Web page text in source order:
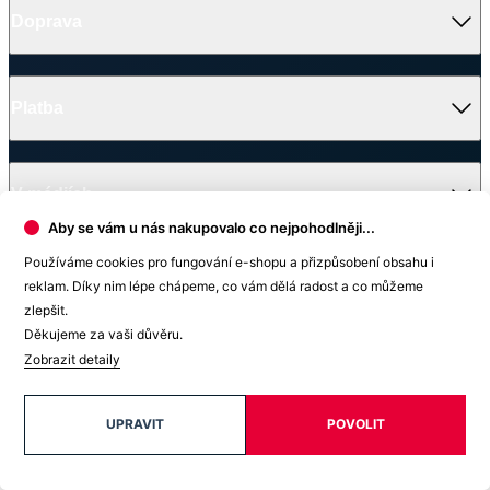
(Po–Ne 9–21)
Ples nadačního fondu CityZen
Oblečení, kterému můžete věřit
Platba
V médiích
Ocenění
© 2026 CityZen
| vytvořil
Skladem na prodejně
Aby se vám u nás nakupovalo co nejpohodlněji...
Používáme cookies pro fungování e-shopu a přizpůsobení obsahu i
reklam. Díky nim lépe chápeme, co vám dělá radost a co můžeme
zlepšit.
Děkujeme za vaši důvěru.
Zobrazit detaily
POVOLIT
UPRAVIT